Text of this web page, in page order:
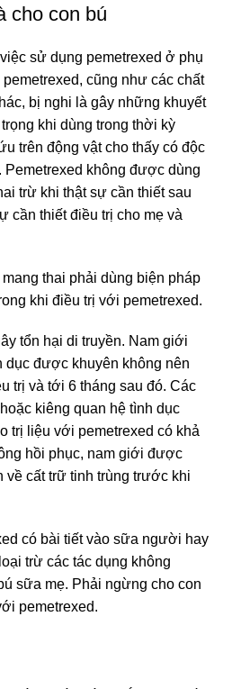
cho con bú
sử dụng pemetrexed ở phụ
cũng như các chất
bị nghi là gây những khuyết
khi dùng trong thời kỳ
trên động vật cho thấy có độc
Pemetrexed không được dùng
trừ khi thật sự cần thiết sau
cần thiết điều trị cho mẹ và
thai phải dùng biện pháp
khi điều trị với pemetrexed.
tổn hại di truyền. Nam giới
dục được khuyên không nên
trị và tới 6 tháng sau đó. Các
kiêng quan hệ tình dục
trị liệu với pemetrexed có khả
hồi phục, nam giới được
về cất trữ tinh trùng trước khi
có bài tiết vào sữa người hay
trừ các tác dụng không
sữa mẹ. Phải ngừng cho con
pemetrexed.